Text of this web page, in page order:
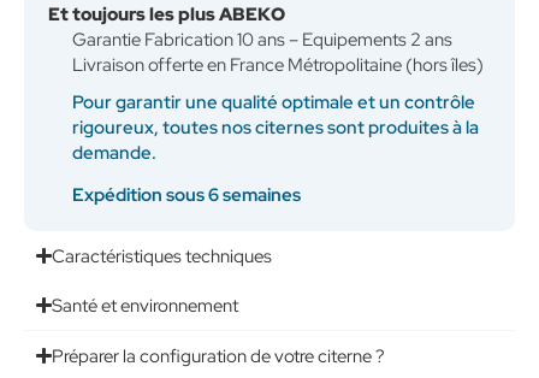
Et toujours les plus ABEKO
Garantie Fabrication 10 ans – Equipements 2 ans
Livraison offerte en France Métropolitaine (hors îles)
Pour garantir une qualité optimale et un contrôle
rigoureux, toutes nos citernes sont produites à la
demande.
Expédition sous 6 semaines
Caractéristiques techniques
Santé et environnement
Préparer la configuration de votre citerne ?